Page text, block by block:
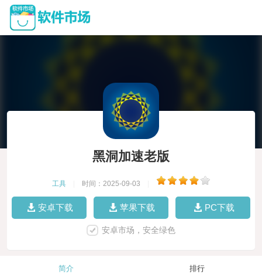
黑洞加速老版
工具 时间：2025-09-03
安卓下载 苹果下载 PC下载
安卓市场，安全绿色
简介 排行